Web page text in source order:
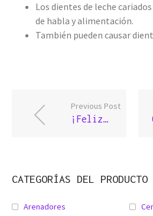
Los dientes de leche
de habla y alimentación.
También pueden causar
Previous Post
¡Feliz día del padre! 21 de junio #FelizDiaDelPadre
CATEGORÍAS DEL PRODUCTO
Arenadores